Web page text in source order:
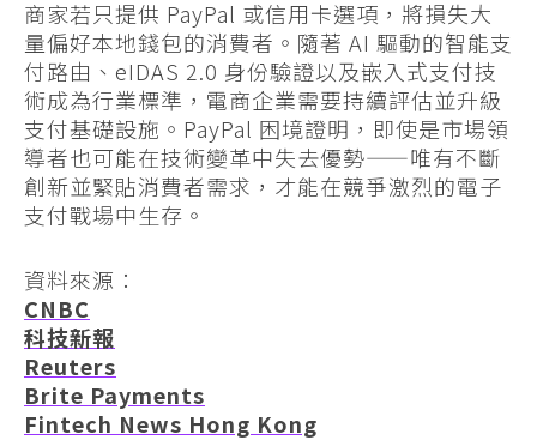
商家若只提供 PayPal 或信用卡選項，將損失大
量偏好本地錢包的消費者。隨著 AI 驅動的智能支
付路由、eIDAS 2.0 身份驗證以及嵌入式支付技
術成為行業標準，電商企業需要持續評估並升級
支付基礎設施。PayPal 困境證明，即使是市場領
導者也可能在技術變革中失去優勢——唯有不斷
創新並緊貼消費者需求，才能在競爭激烈的電子
支付戰場中生存。
資料來源：
CNBC
科技新報
Reuters
Brite Payments
Fintech News Hong Kong